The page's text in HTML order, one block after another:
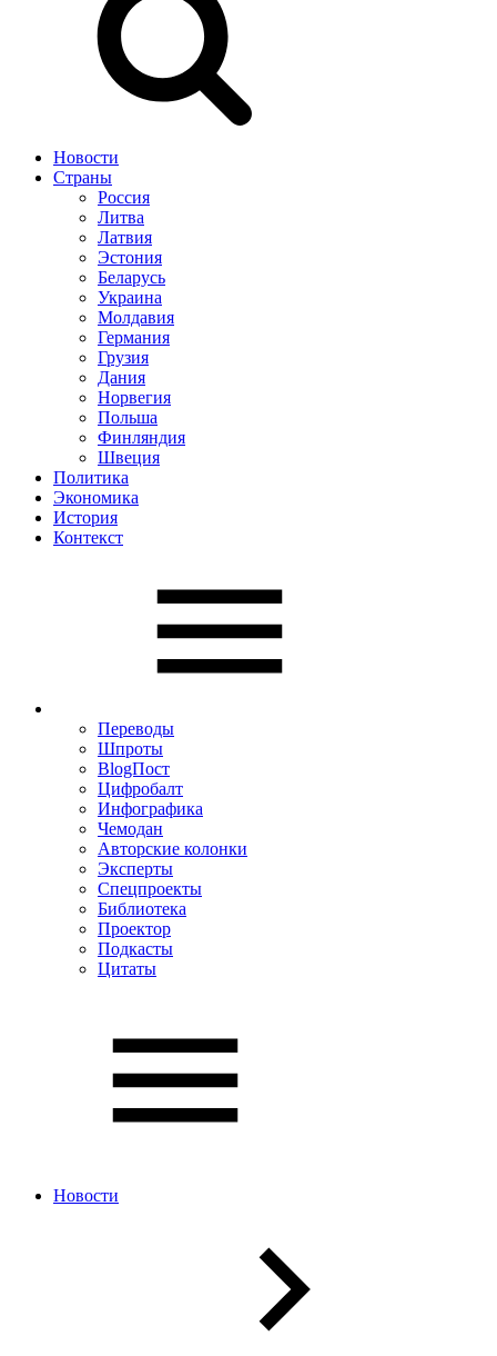
Новости
Страны
Россия
Литва
Латвия
Эстония
Беларусь
Украина
Молдавия
Германия
Грузия
Дания
Норвегия
Польша
Финляндия
Швеция
Политика
Экономика
История
Контекст
Переводы
Шпроты
BlogПост
Цифробалт
Инфографика
Чемодан
Авторские колонки
Эксперты
Спецпроекты
Библиотека
Проектор
Подкасты
Цитаты
Новости